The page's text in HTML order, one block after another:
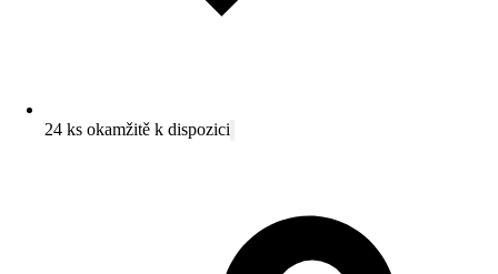
24 ks okamžitě k dispozici